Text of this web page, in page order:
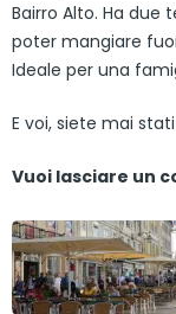
Bairro Alto. Ha due
poter mangiare
Ideale per una
E voi, siete mai
Vuoi lasciare un